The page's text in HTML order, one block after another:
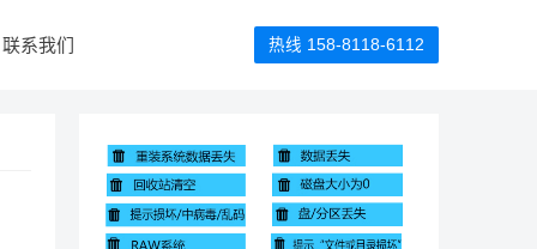
联系我们 热线 158-8118-6112